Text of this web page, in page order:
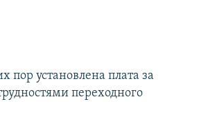
установлена плата за
переходного